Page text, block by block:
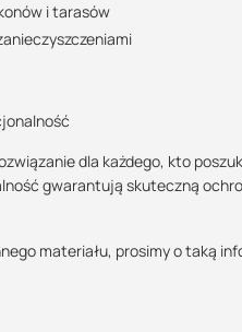
i tarasów
dla każdego, kto
gwarantują skuteczną
materiału, prosimy o taką
687